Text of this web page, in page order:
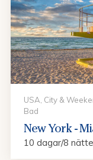
USA, City &
Bad
New York -
10 dagar/8